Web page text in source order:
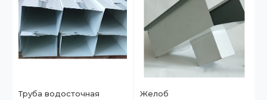
Труба водосточная
Желоб